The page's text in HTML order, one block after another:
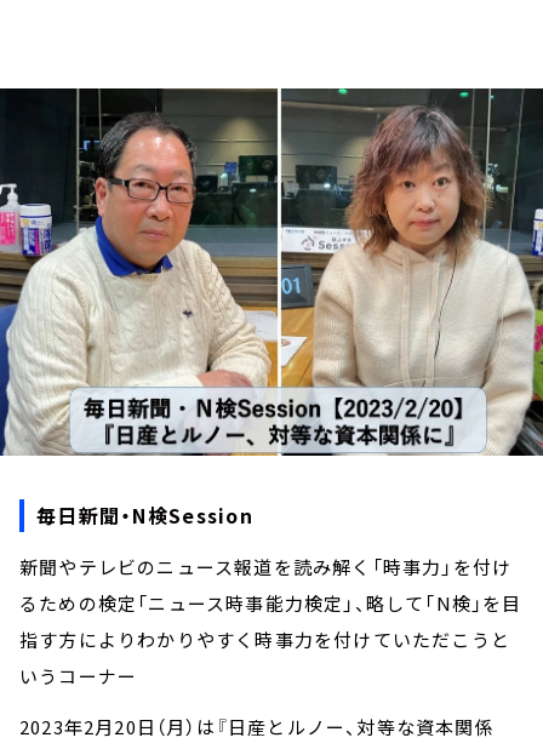
お知らせ
イベント・グッズ
YouTube
会社情報
毎日新聞・N検Session
新聞やテレビのニュース報道を読み解く「時事力」を付け
るための検定「ニュース時事能力検定」、略して「N検」を目
指す方によりわかりやすく時事力を付けていただこうと
いうコーナー
2023年2月20日（月）は『日産とルノー、対等な資本関係